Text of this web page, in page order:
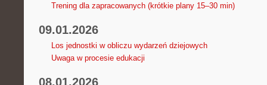
Trening dla zapracowanych (krótkie plany 15–30 min)
09.01.2026
Los jednostki w obliczu wydarzeń dziejowych
Uwaga w procesie edukacji
08.01.2026